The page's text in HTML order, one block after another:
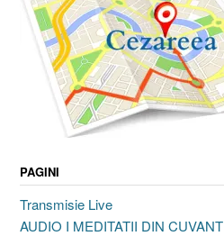
PAGINI
Transmisie Live
AUDIO I MEDITATII DIN CUVANT